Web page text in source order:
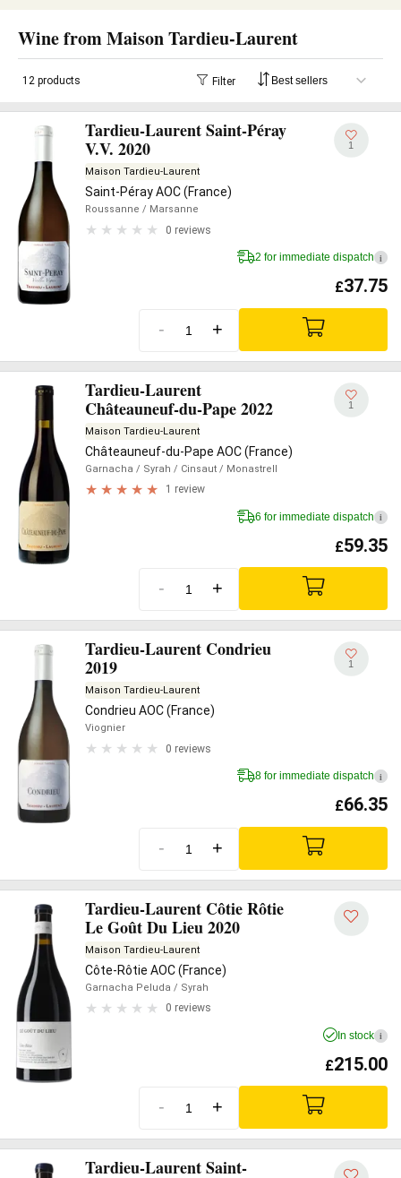
Wine from Maison Tardieu-Laurent
12 products Filter
Tardieu-Laurent Saint-Péray
V.V. 2020
Maison Tardieu-Laurent
Saint-Péray AOC (France)
Roussanne / Marsanne
0 reviews
1
2 for immediate dispatch i
£37.75
- +
Tardieu-Laurent
Châteauneuf-du-Pape 2022
Maison Tardieu-Laurent
Châteauneuf-du-Pape AOC (France)
Garnacha / Syrah / Cinsaut / Monastrell
1 review
1
6 for immediate dispatch i
£59.35
- +
Tardieu-Laurent Condrieu
2019
Maison Tardieu-Laurent
Condrieu AOC (France)
Viognier
0 reviews
1
8 for immediate dispatch i
£66.35
- +
Tardieu-Laurent Côtie Rôtie
Le Goût Du Lieu 2020
Maison Tardieu-Laurent
Côte-Rôtie AOC (France)
Garnacha Peluda / Syrah
0 reviews
In stock i
£215.00
- +
Tardieu-Laurent Saint-